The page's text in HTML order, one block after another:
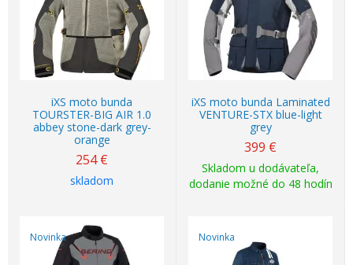
iXS moto bunda
TOURSTER-BIG AIR 1.0
abbey stone-dark grey-
orange
254 €
skladom
iXS moto bunda Laminated
VENTURE-STX blue-light
grey
399 €
Skladom u dodávateľa,
dodanie možné do 48 hodín
Novinka Novinka